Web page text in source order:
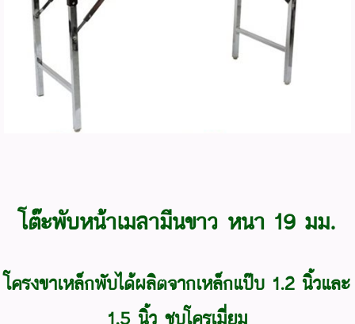
โต๊ะพับหน้าเมลามีนขาว หนา 19 มม.
โครงขาเหล็กพับได้ผลิตจากเหล็กแป๊บ 1.2 นิ้วและ